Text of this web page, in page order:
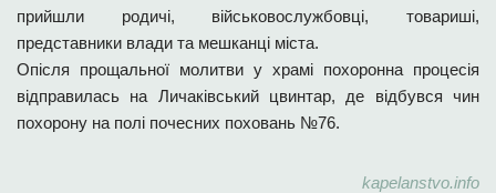
прийшли родичі, військовослужбовці, товариші,
представники влади та мешканці міста.
Опісля прощальної молитви у храмі похоронна процесія
відправилась на Личаківський цвинтар, де відбувся чин
похорону на полі почесних поховань №76.
kapelanstvo.info